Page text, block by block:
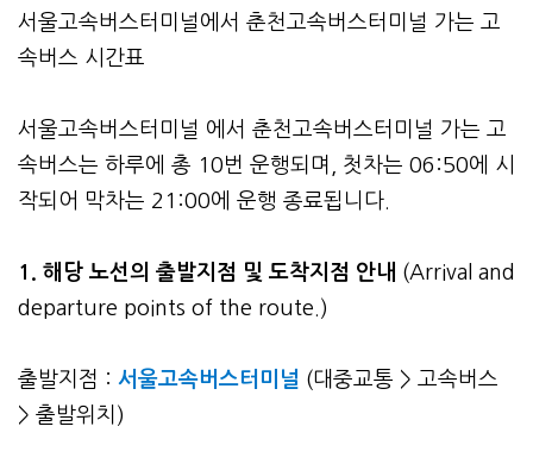
본문
서울고속버스터미널에서 춘천고속버스터미널 가는 고
속버스 시간표
서울고속버스터미널 에서 춘천고속버스터미널 가는 고
속버스는 하루에 총 10번 운행되며, 첫차는 06:50에 시
작되어 막차는 21:00에 운행 종료됩니다.
1. 해당 노선의 출발지점 및 도착지점 안내 (Arrival and
departure points of the route.)
출발지점 : 서울고속버스터미널 (대중교통 > 고속버스
> 출발위치)